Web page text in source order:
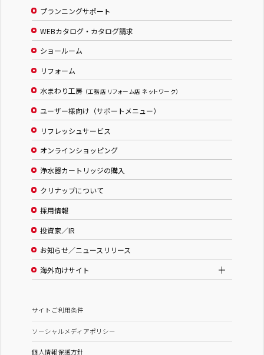
プランニングサポート
WEBカタログ・カタログ請求
ショールーム
リフォーム
水まわり工房 （工務店 リフォーム店 ネットワーク）
ユーザー様向け（サポートメニュー）
リフレッシュサービス
オンラインショッピング
浄水器カートリッジの購入
クリナップについて
採用情報
投資家／IR
お知らせ／ニュースリリース
海外向けサイト
サイトご利用条件
ソーシャルメディアポリシー
個人情報保護方針